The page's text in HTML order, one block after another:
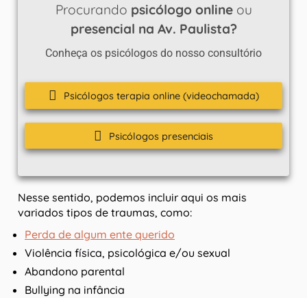
Procurando psicólogo onlineou
presencial na Av. Paulista?
Conheça os psicólogos do nosso consultório
Psicólogos terapia online (videochamada)
Psicólogos presenciais
Nesse sentido, podemos incluir aqui os mais
variados tipos de traumas, como:
Perda de algum ente querido
Violência física, psicológica e/ou sexual
Abandono parental
Bullying na infância